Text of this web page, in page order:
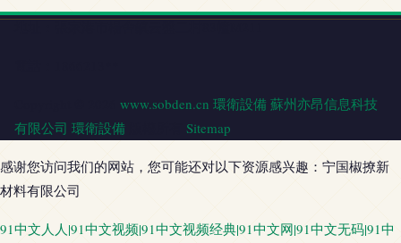
www.sobden.cn 環衛設備 蘇州亦昂信息科技
有限公司 環衛設備 Sitemap
感谢您访问我们的网站，您可能还对以下资源感兴趣：宁国椒撩新
材料有限公司
91中文人人|91中文视频|91中文视频经典|91中文网|91中文无码|91中